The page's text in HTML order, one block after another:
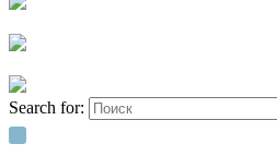
Search for: